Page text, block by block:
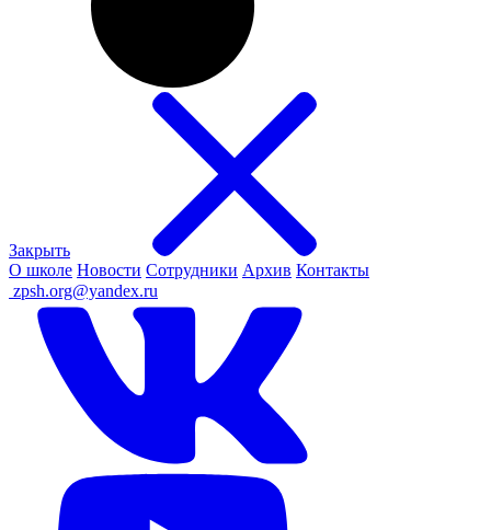
Закрыть
О школе Новости Сотрудники Архив Контакты
zpsh.org@yandex.ru